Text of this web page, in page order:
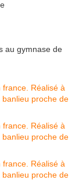
au gymnase de